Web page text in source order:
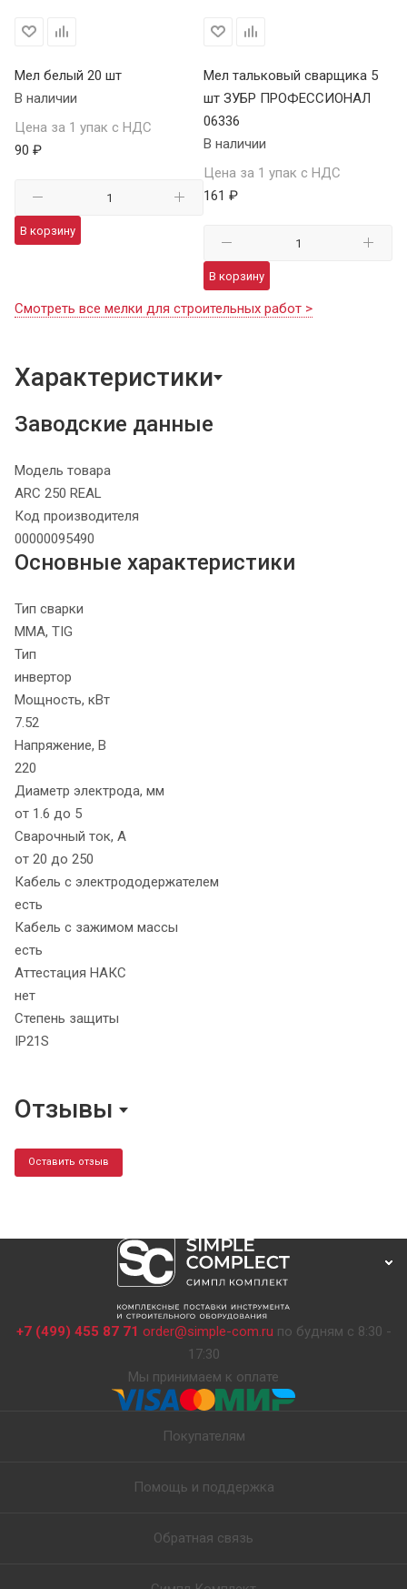
Мел белый 20 шт
В наличии
Цена за 1 упак с НДС
90 ₽
В корзину
Мел тальковый сварщика 5
шт ЗУБР ПРОФЕССИОНАЛ
06336
В наличии
Цена за 1 упак с НДС
161 ₽
В корзину
Смотреть все мелки для строительных работ >
Характеристики
Заводские данные
Модель товара
ARC 250 REAL
Код производителя
00000095490
Основные характеристики
Тип сварки
MMA, TIG
Тип
инвертор
Мощность, кВт
7.52
Напряжение, В
220
Диаметр электрода, мм
от 1.6 до 5
Сварочный ток, А
от 20 до 250
Кабель с электрододержателем
есть
Кабель с зажимом массы
есть
Аттестация НАКС
нет
Степень защиты
IP21S
Отзывы
Оставить отзыв
+7 (499) 455 87 71 order@simple-com.ru по будням с 8:30 -
17:30
Мы принимаем к оплате
Покупателям
Помощь и поддержка
Обратная связь